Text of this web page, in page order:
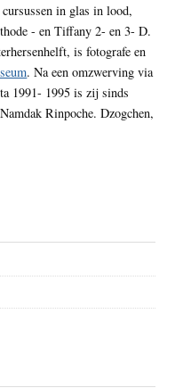
in glas in lood,
- en Tiffany 2- en 3- D.
is fotografe en
. Na een omzwerving via
1991- 1995 is zij sinds
Rinpoche. Dzogchen,